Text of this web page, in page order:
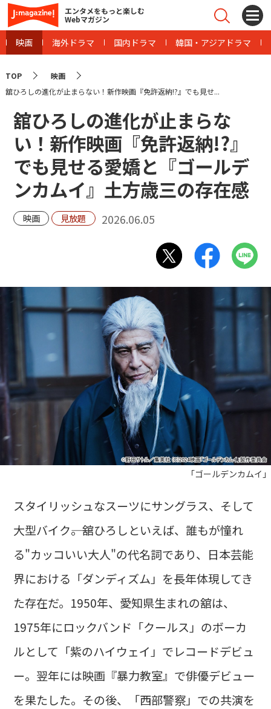
エンタメをもっと楽しむ
Webマガジン
映画 海外ドラマ 国内ドラマ 韓国・アジアドラマ
TOP
映画
舘ひろしの進化が止まらない！新作映画『免許返納!?』でも見せ...
舘ひろしの進化が止まらな
い！新作映画『免許返納!?』
でも見せる愛嬌と『ゴールデ
ンカムイ』土方歳三の存在感
映画 見放題 2026.06.05
「ゴールデンカムイ」
スタイリッシュなスーツにサングラス、そして
大型バイク――。舘ひろしといえば、誰もが憧れ
る"カッコいい大人"の代名詞であり、日本芸能
界における「ダンディズム」を長年体現してき
た存在だ。1950年、愛知県生まれの舘は、
1975年にロックバンド「クールス」のボーカ
ルとして「紫のハイウェイ」でレコードデビュ
ー。翌年には映画『暴力教室』で俳優デビュー
を果たした。その後、「西部警察」での共演を